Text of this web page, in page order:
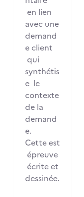
en lien
avec une
demand
e client
qui
synthétis
e le
contexte
de la
demand
e.
Cette est
épreuve
écrite et
dessinée.